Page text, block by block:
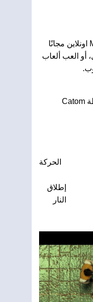
العب لعبة Maze of infection اونلاين مجانًا
أو العب ألعاب
هذه اللعبة تم تطويرها بواسطة Catom
الحركة
إطلاق
النار